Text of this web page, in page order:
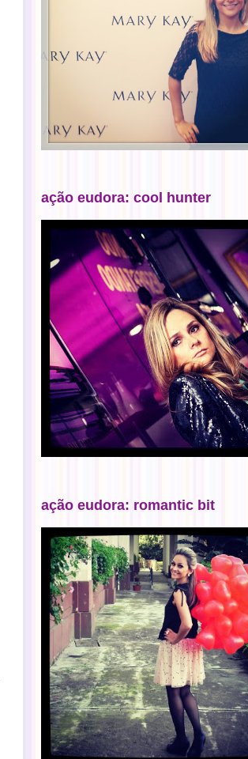
ação eudora: cool hunter
ação eudora: romantic bit